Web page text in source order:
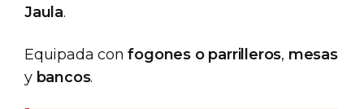
Jaula.
Equipada confogones o parrilleros, mesas
y bancos.